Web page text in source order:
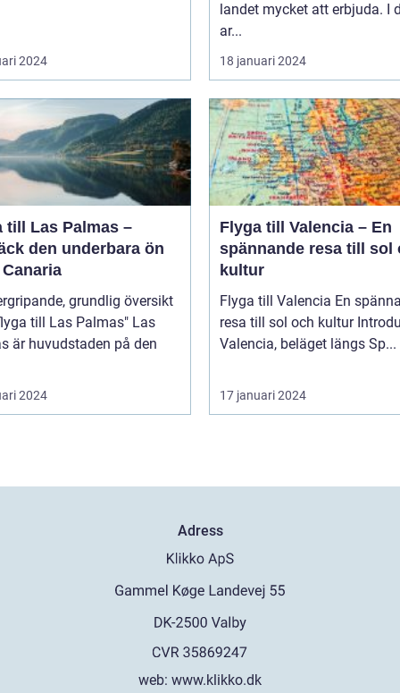
2024
landet mycket att erbjuda. I
ar...
18 januari 2024
till Las Palmas –
den underbara ön
grundlig översikt
till Las Palmas" Las
är huvudstaden på den
2024
Flyga till Valencia – En
spännande resa till sol
kultur
Flyga till Valencia En spännande
resa till sol och kultur Introduktion
Valencia, beläget längs Sp...
17 januari 2024
Adress
web: www.klikko.dk